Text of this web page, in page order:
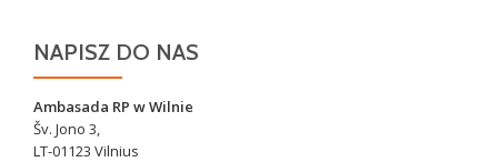
NAPISZ DO NAS
Ambasada RP w Wilnie
Šv. Jono 3,
LT-01123 Vilnius